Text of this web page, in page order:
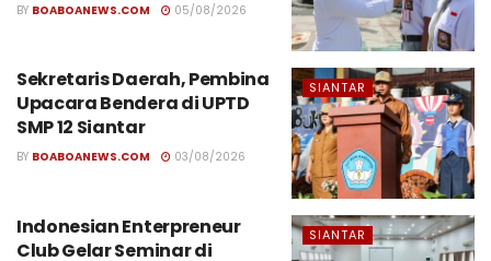
BY BOABOANEWS.COM 05/08/2026
SIANTAR
Sekretaris Daerah, Pembina
Upacara Bendera di UPTD
SMP 12 Siantar
BY BOABOANEWS.COM 03/08/2026
SIANTAR
Indonesian Enterpreneur
Club Gelar Seminar di